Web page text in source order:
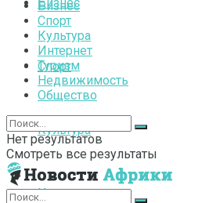
Спорт
Культура
Интернет
Бизнес
Спорт
Культура
Интернет
Туризм
Недвижимость
Общество
Нет результатов
Смотреть все результаты